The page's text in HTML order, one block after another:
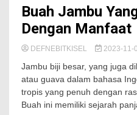
Buah Jambu
Dengan Manfaat
DEFNEBITKISEL 2023-11-
Jambu biji besar, yang juga
atau guava dalam bahasa
tropis yang penuh dengan
Buah ini memiliki sejarah